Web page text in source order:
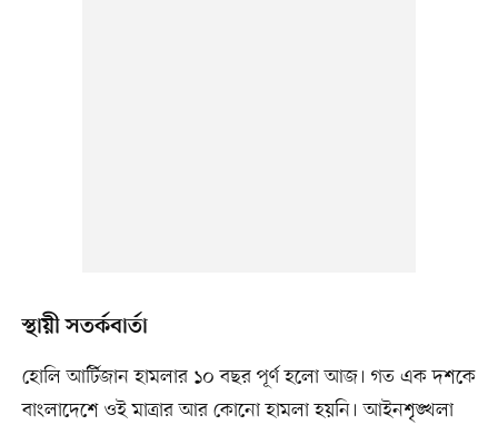
স্থায়ী সতর্কবার্তা
হোলি আর্টিজান হামলার ১০ বছর পূর্ণ হলো আজ। গত এক দশকে
বাংলাদেশে ওই মাত্রার আর কোনো হামলা হয়নি। আইনশৃঙ্খলা